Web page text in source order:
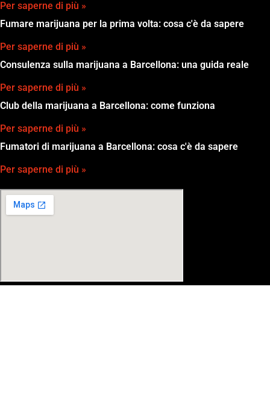
Per saperne di più »
Fumare marijuana per la prima volta: cosa c'è da sapere
Per saperne di più »
Consulenza sulla marijuana a Barcellona: una guida reale
Per saperne di più »
Club della marijuana a Barcellona: come funziona
Per saperne di più »
Fumatori di marijuana a Barcellona: cosa c'è da sapere
Per saperne di più »